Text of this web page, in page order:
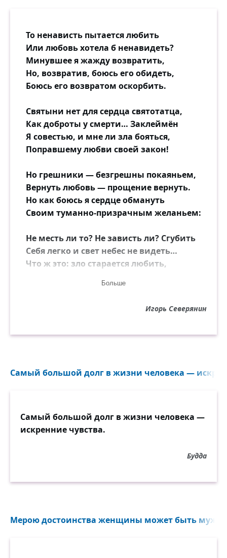
То ненависть пытается любить
Или любовь хотела б ненавидеть?
Минувшее я жажду возвратить,
Но, возвратив, боюсь его обидеть,
Боюсь его возвратом оскорбить.
Святыни нет для сердца святотатца,
Как доброты у смерти… Заклеймён
Я совестью, и мне ли зла бояться,
Поправшему любви своей закон!
Но грешники — безгрешны покаяньем,
Вернуть любовь — прощение вернуть.
Но как боюсь я сердце обмануть
Своим туманно-призрачным желаньем:
Не месть ли то? Не зависть ли? Сгубить
Себя легко и свет небес не видеть…
Что ж это: зло старается любить,
Больше
Игорь Северянин
Самый большой долг в жизни человека —
Самый большой долг в жизни человека —
искренние чувства.
Будда
Мерою достоинства женщины может быть